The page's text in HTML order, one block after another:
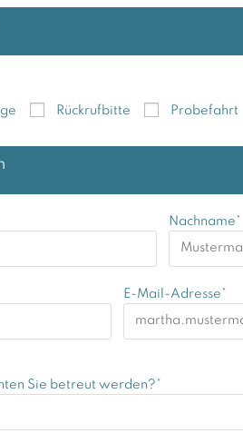
Rückrufbitte Probefahrt
Nachname*
E-Mail-Adresse*
Sie betreut werden?*